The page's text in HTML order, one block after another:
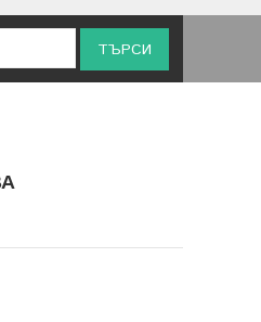
ТЪРСИ